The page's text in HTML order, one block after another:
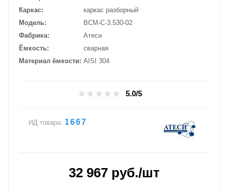
Каркас
каркас разборный
Модель
ВСМ-С-3.530-02
Фабрика
Атеси
Ёмкость
сварная
Материал ёмкости AISI 304
5.0/5
ИД товара: 1667
32 967руб./шт